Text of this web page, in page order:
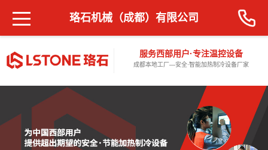
服务西部用户·专注温控设备
成都本地工厂—安全·智能加热制冷设备厂家
珞石机械（成都）有限公司